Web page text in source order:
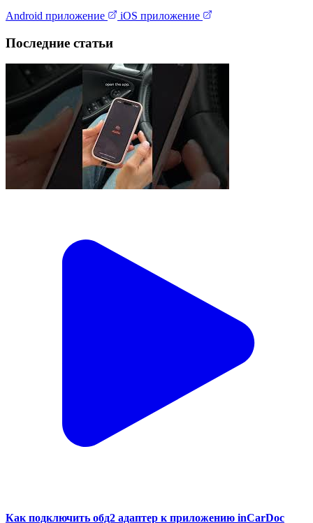
Android приложение iOS приложение
Последние статьи
Как подключить обд2 адаптер к приложению inCarDoc